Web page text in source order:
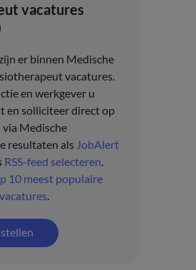
vacatures
er binnen Medische
vacatures.
en werkgever u
en solliciteer direct op
via Medische
resultaten als JobAlert
RSS-feed selecteren.
10 meest populaire
.